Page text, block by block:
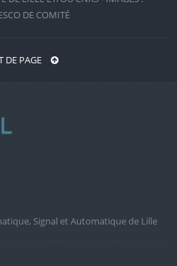
DE COMITÉ
DE PAGE
Signal et Automatique de Lille